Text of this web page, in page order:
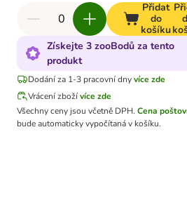
Přidat
do
košíku
Získejte 3 zooBodů za tento
produkt
Dodání za 1-3 pracovní dnyvíce zde
Vrácení zbožívíce zde
Všechny ceny jsou včetně DPH. Cena
bude automaticky vypočítaná v košíku.